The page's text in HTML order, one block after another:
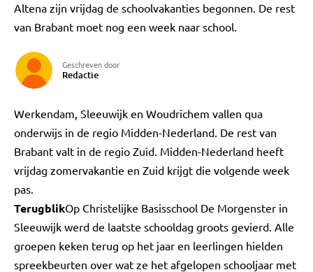
Altena zijn vrijdag de schoolvakanties begonnen. De rest
van Brabant moet nog een week naar school.
Geschreven door
Redactie
Werkendam, Sleeuwijk en Woudrichem vallen qua
onderwijs in de regio Midden-Nederland. De rest van
Brabant valt in de regio Zuid. Midden-Nederland heeft
vrijdag zomervakantie en Zuid krijgt die volgende week
pas.
TerugblikOp Christelijke Basisschool De Morgenster in
Sleeuwijk werd de laatste schooldag groots gevierd. Alle
groepen keken terug op het jaar en leerlingen hielden
spreekbeurten over wat ze het afgelopen schooljaar met